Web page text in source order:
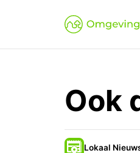
Ook
Lokaal